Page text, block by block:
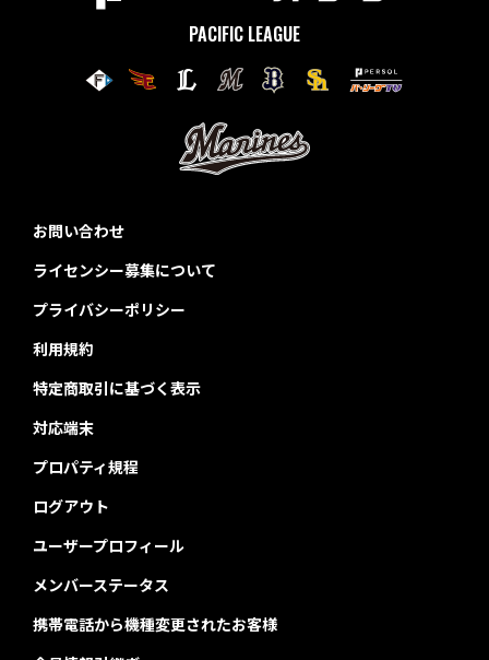
PACIFIC LEAGUE
お問い合わせ
ライセンシー募集について
プライバシーポリシー
利用規約
特定商取引に基づく表示
対応端末
プロパティ規程
ログアウト
ユーザープロフィール
メンバーステータス
携帯電話から機種変更されたお客様